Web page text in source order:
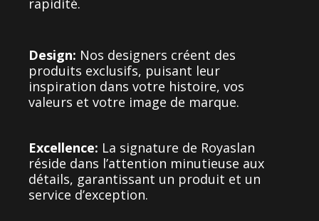
Design: Nos designers créent des
produits exclusifs, puisant leur
inspiration dans votre histoire, vos
valeurs et votre image de marque.
Excellence: La signature de Royaslan
réside dans l’attention minutieuse aux
détails, garantissant un produit et un
service d’exception.